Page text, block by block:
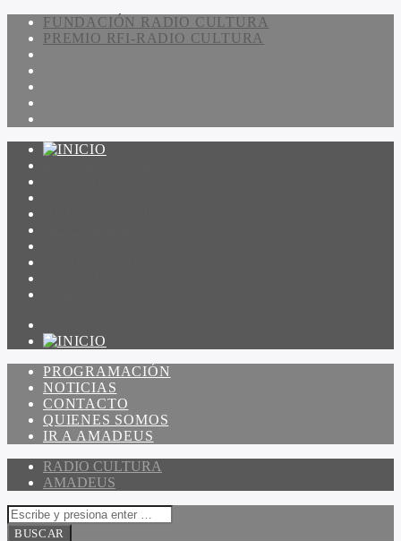
FUNDACIÓN RADIO CULTURA
PREMIO RFI-RADIO CULTURA
PROGRAMACIÓN
NOTICIAS
CONTACTO
QUIENES SOMOS
IR A AMADEUS
RADIO CULTURA
AMADEUS